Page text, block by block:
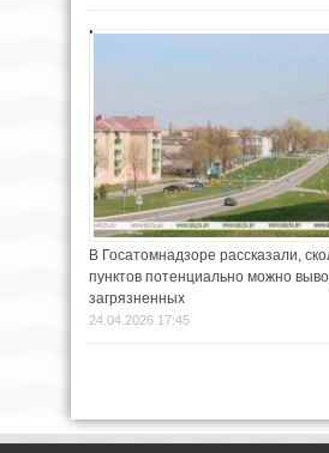
В Госатомнадзоре рассказали,
пунктов потенциально можно
загрязненных
24.04.2026 17:45